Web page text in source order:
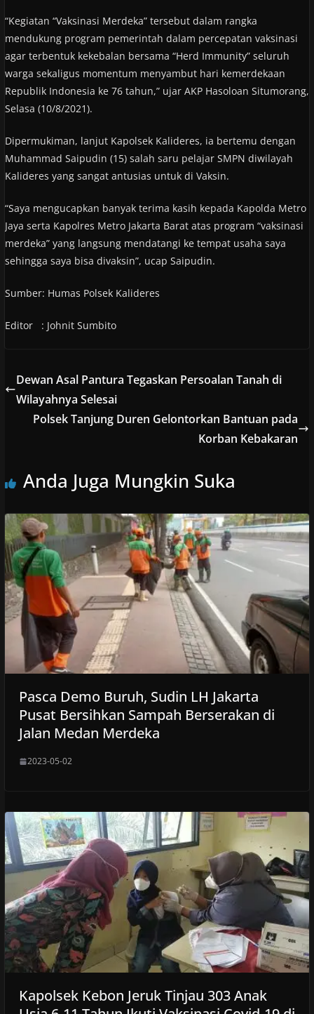
“Kegiatan “Vaksinasi Merdeka” tersebut dalam rangka
mendukung program pemerintah dalam percepatan vaksinasi
agar terbentuk kekebalan bersama “Herd Immunity” seluruh
warga sekaligus momentum menyambut hari kemerdekaan
Republik Indonesia ke 76 tahun,” ujar AKP Hasoloan Situmorang,
Selasa (10/8/2021).
Dipermukiman, lanjut Kapolsek Kalideres, ia bertemu dengan
Muhammad Saipudin (15) salah saru pelajar SMPN diwilayah
Kalideres yang sangat antusias untuk di Vaksin.
“Saya mengucapkan banyak terima kasih kepada Kapolda Metro
Jaya serta Kapolres Metro Jakarta Barat atas program “vaksinasi
merdeka” yang langsung mendatangi ke tempat usaha saya
sehingga saya bisa divaksin”, ucap Saipudin.
Sumber: Humas Polsek Kalideres
Editor : Johnit Sumbito
Dewan Asal Pantura Tegaskan Persoalan Tanah di
Wilayahnya Selesai
Polsek Tanjung Duren Gelontorkan Bantuan pada
Korban Kebakaran
Anda Juga Mungkin Suka
Pasca Demo Buruh, Sudin LH Jakarta
Pusat Bersihkan Sampah Berserakan di
Jalan Medan Merdeka
2023-05-02
Kapolsek Kebon Jeruk Tinjau 303 Anak